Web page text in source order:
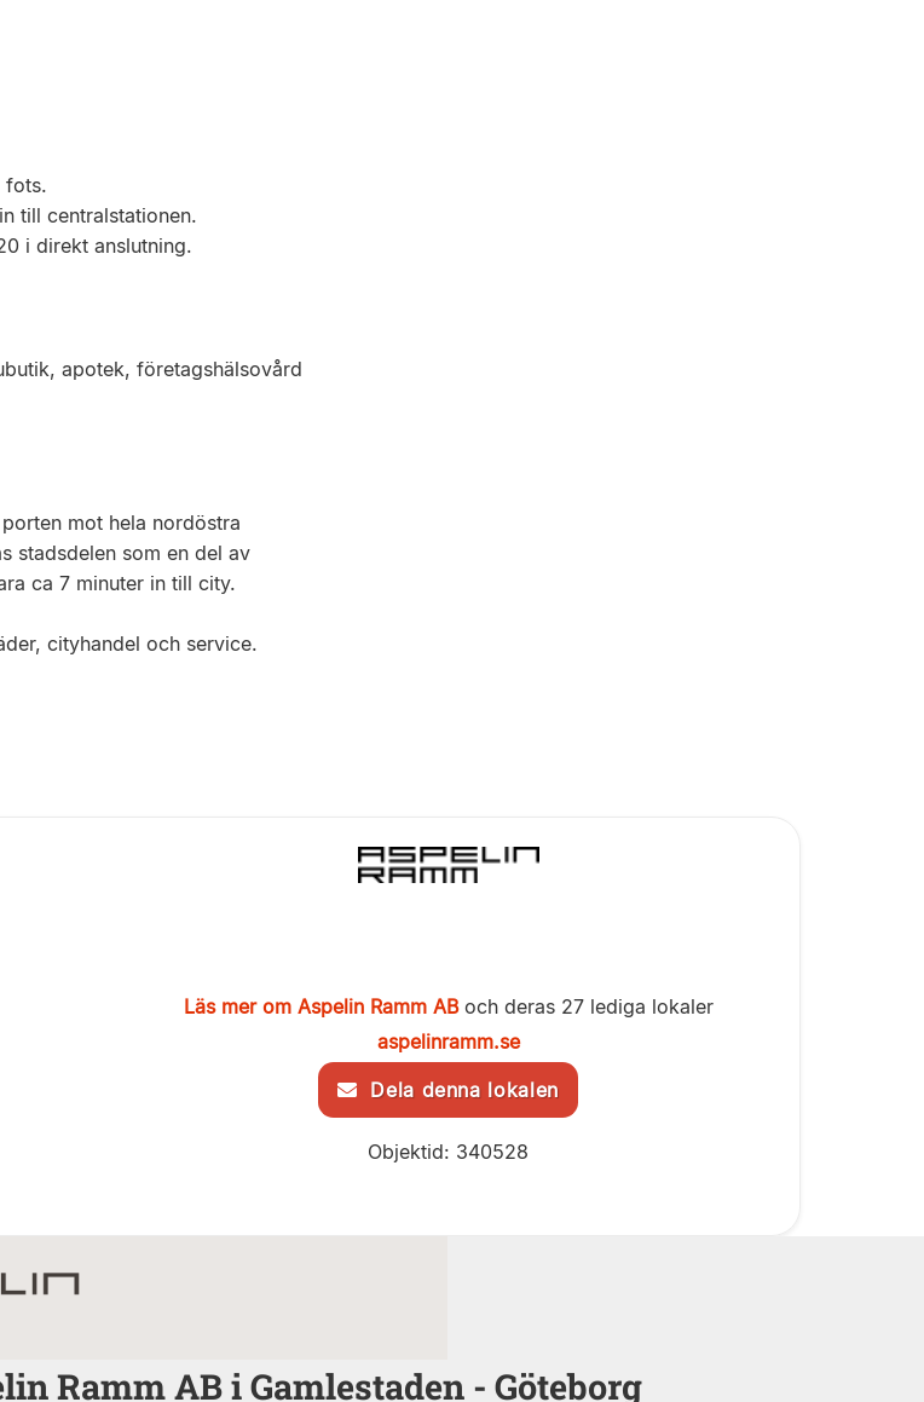
fots.
till centralstationen.
i direkt anslutning.
apotek, företagshälsovård
mot hela nordöstra
stadsdelen som en del av
ca 7 minuter in till city.
cityhandel och service.
Läs mer om Aspelin Ramm ABoch deras 27 lediga lokaler
aspelinramm.se
Dela denna lokalen
Objektid: 340528
Ramm AB i Gamlestaden - Göteborg